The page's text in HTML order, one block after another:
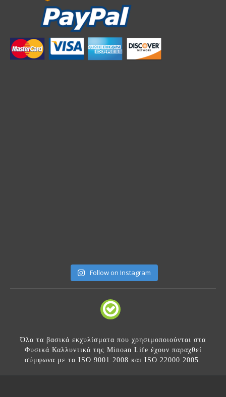
Follow on Instagram
Όλα τα βασικά εκχυλίσματα που χρησιμοποιούνται στα
Φυσικά Καλλυντικά της Minoan Life έχουν παραχθεί
σύμφωνα με τα ISO 9001:2008 και ISO 22000:2005.